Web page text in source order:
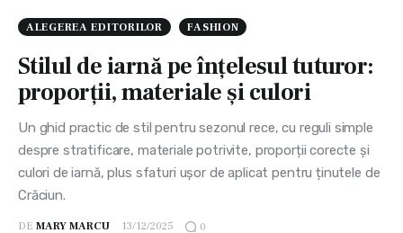
ALEGEREA EDITORILOR FASHION
Stilul de iarnă pe înțelesul tuturor:
proporții, materiale și culori
Un ghid practic de stil pentru sezonul rece, cu reguli simple
despre stratificare, materiale potrivite, proporții corecte și
culori de iarnă, plus sfaturi ușor de aplicat pentru ținutele de
Crăciun.
DE MARY MARCU 13/12/2025 0